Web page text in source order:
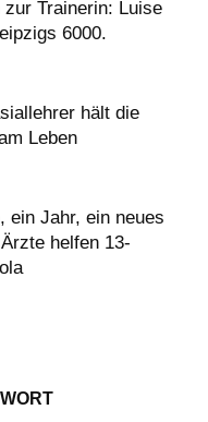
Trainerin: Luise
6000.
hält die
Leben
ein Jahr, ein neues
helfen 13-